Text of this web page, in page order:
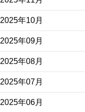
2025年10月
2025年09月
2025年08月
2025年07月
2025年06月